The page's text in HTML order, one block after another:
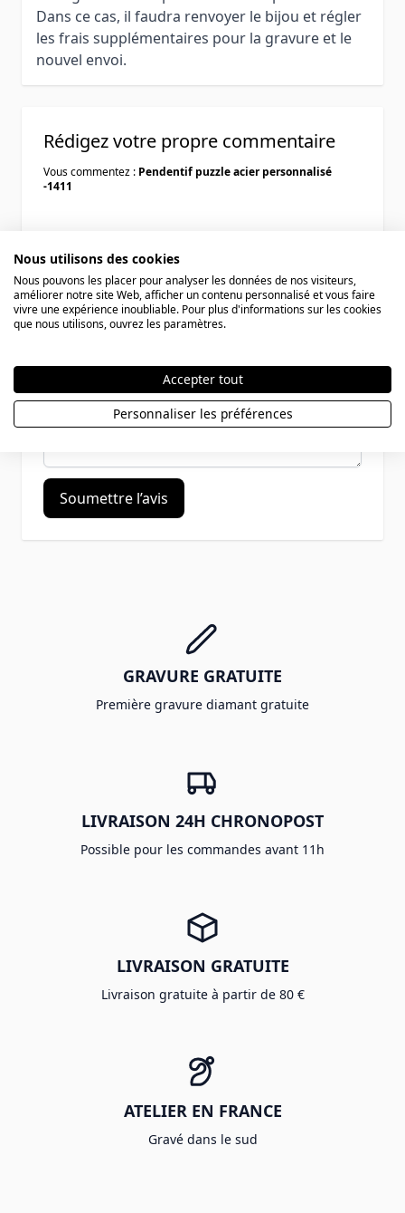
Dans ce cas, il faudra renvoyer le bijou et régler
les frais supplémentaires pour la gravure et le
nouvel envoi.
Rédigez votre propre commentaire
Vous commentez : Pendentif puzzle acier personnalisé
-1411
Pseudo
Avis
Soumettre l’avis
GRAVURE GRATUITE
Première gravure diamant gratuite
LIVRAISON 24H CHRONOPOST
Possible pour les commandes avant 11h
LIVRAISON GRATUITE
Livraison gratuite à partir de 80 €
ATELIER EN FRANCE
Gravé dans le sud
Nous utilisons des cookies
Nous pouvons les placer pour analyser les données de nos visiteurs,
améliorer notre site Web, afficher un contenu personnalisé et vous faire
vivre une expérience inoubliable. Pour plus d'informations sur les cookies
que nous utilisons, ouvrez les paramètres.
Accepter tout
Personnaliser les préférences